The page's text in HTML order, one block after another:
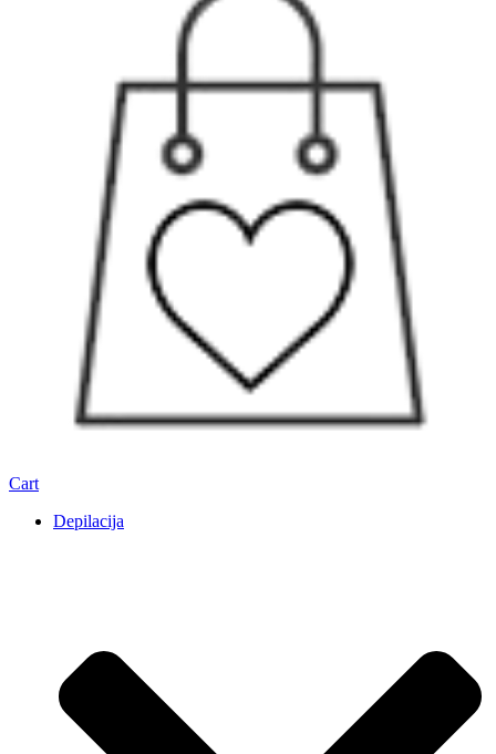
Cart
Depilacija